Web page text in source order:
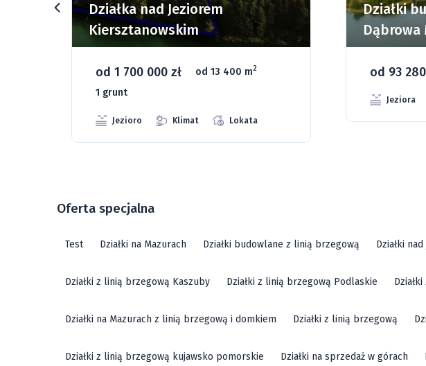
Działka nad Jeziorem
Kiersztanowskim
od 1 700 000 zł od 13 400 m2
1 grunt
Jezioro Klimat Lokata
Działki
Dąbrowa
od 93
Jeziora
Oferta specjalna
Test Działki na Mazurach Działki budowlane z linią brzegową Działki
Działki z linią brzegową Kaszuby Działki z linią brzegową Podlaskie
Działki na Mazurach z linią brzegową i domkiem Działki z linią brzegową
Działki z linią brzegową kujawsko pomorskie Działki na sprzedaż w górach